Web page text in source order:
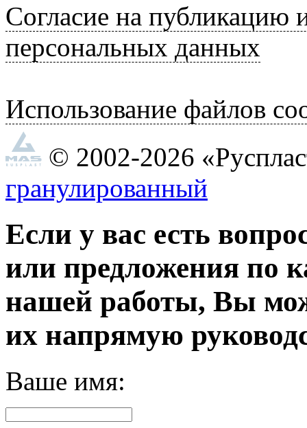
Согласие на публикацию
персональных данных
Использование файлов
© 2002-2026
гранулированный
Если у вас есть
или предложения по
нашей работы, Вы
их напрямую
Ваше имя: